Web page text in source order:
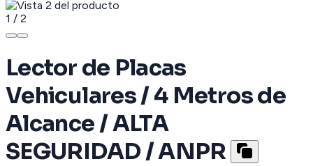
1 / 2
Lector de Placas
Vehiculares / 4 Metros de
Alcance / ALTA
SEGURIDAD / ANPR